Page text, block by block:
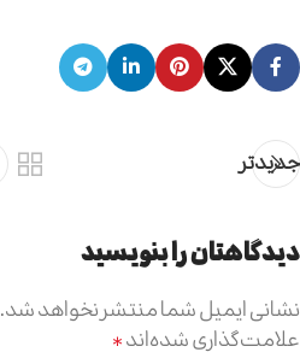
جدیدتر
دیدگاهتان را بنویسید
نشانی ایمیل شما منتشر نخواهد شد.
علامت‌گذاری شده‌اند*